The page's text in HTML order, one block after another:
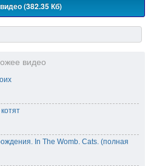
(382.35 Кб)
видео
In The Womb. Cats. (полная